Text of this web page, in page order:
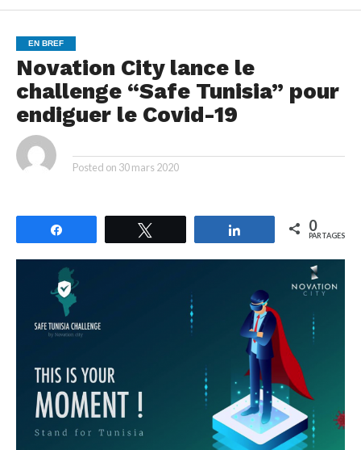
EN BREF
Novation City lance le
challenge “Safe Tunisia” pour
endiguer le Covid-19
Posted on 30 mars 2020
Partagez 0
PARTAGES